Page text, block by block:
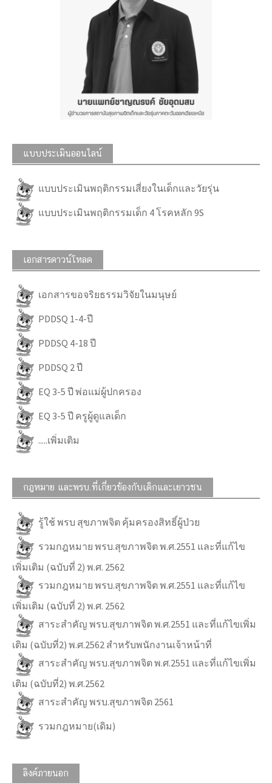
แบบประเมินออนไลน์
แบบประเมินพฤติกรรมเสี่ยงในเด็กและวัยรุ่น
แบบประเมินพฤติกรรมเด็ก 4 โรคหลัก 9S
เอกสารดาวน์โหลด
เอกสารขอจริยธรรมวิจัยในมนุษย์
PDDSQ 1-4-ปี
PDDSQ 4-18 ปี
PDDSQ 2 ปี
EQ 3-5 ปี พ่อแม่ผู้ปกครอง
EQ 3-5 ปี ครูผู้ดูแลเด็ก
.....เพิ่มเติม
กฎหมาย และพรบ.ที่เกี่ยวข้องกับเด็กและเยาวชน
รู้ใช้ พรบ สุขภาพจิต คุ้มครองสิทธิ์ผู้ป่วย
รวมกฎหมาย พรบ.สุขภาพจิต พ.ศ.2551 และที่แก้ไข
เพิ่มเติม (ฉบับที่ 2) พ.ศ. 2562
รวมกฎหมาย พรบ.สุขภาพจิต พ.ศ.2551 และที่แก้ไข
เพิ่มเติม (ฉบับที่ 2) พ.ศ. 2562
สาระสำคัญ พรบ.สุขภาพจิต พ.ศ.2551 และที่แก้ไขเพิ่ม
เติม (ฉบับที่2) พ.ศ.2562 สำหรับพนักงานเจ้าหน้าที่
สาระสำคัญ พรบ.สุขภาพจิต พ.ศ.2551 และที่แก้ไขเพิ่ม
เติม (ฉบับที่2) พ.ศ.2562
สาระสำคัญ พรบ.สุขภาพจิต 2561
รวมกฎหมาย(เดิม)
ลิงค์ภายนอก